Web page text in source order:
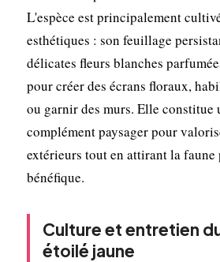
L'espèce est principalement
esthétiques : son feuillage
délicates fleurs blanches
pour créer des écrans floraux,
ou garnir des murs. Elle constitue
complément paysager pour
extérieurs tout en attirant la
bénéfique.
Culture et entretien
étoilé jaune